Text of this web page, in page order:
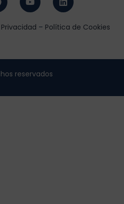
– Política de Cookies
reservados